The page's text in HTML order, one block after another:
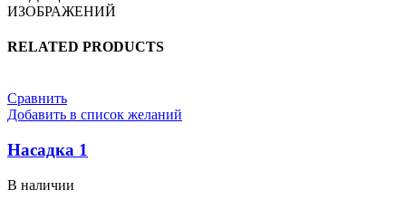
ИЗОБРАЖЕНИЙ
RELATED PRODUCTS
Сравнить
Добавить в список желаний
Насадка 1
В наличии